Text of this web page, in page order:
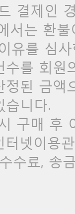
결제인
서는 환
유를 심
를 회원
된 금액
니다.
구매 후
넷이용
수료, 송